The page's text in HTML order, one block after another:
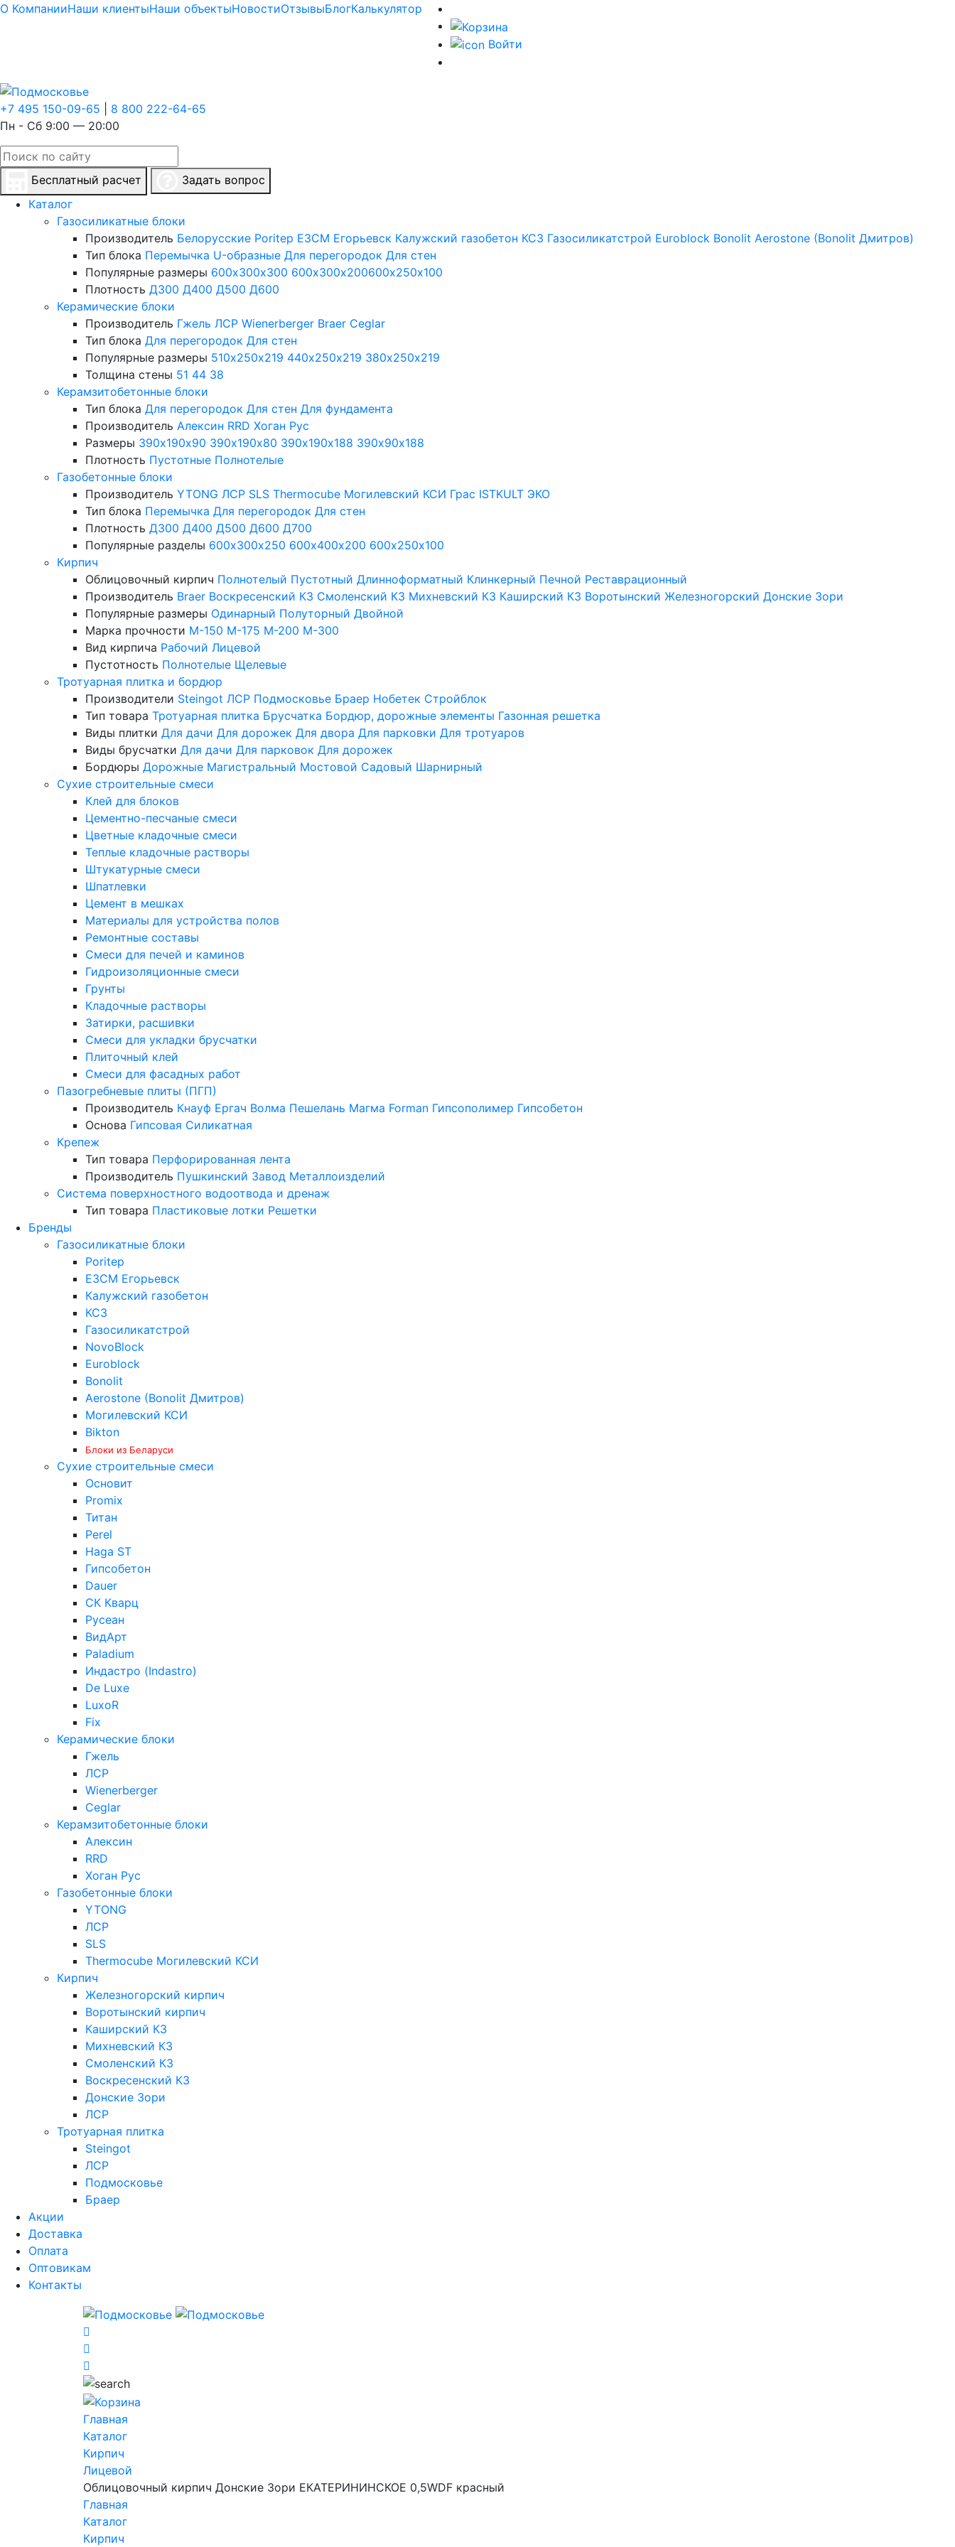
О КомпанииНаши клиентыНаши объектыНовостиОтзывыБлогКалькулятор
Войти
+7 495 150-09-65
8 800 222-64-65
Пн - Сб 9:00 — 20:00
Бесплатный расчет
Задать вопрос
Каталог
Газосиликатные блоки
Производитель Белорусские Poritep ЕЗСМ Егорьевск Калужский газобетон КСЗ Газосиликатстрой Euroblock Bonolit Aerostone (Bonolit Дмитров)
Тип блока Перемычка U-образные Для перегородок Для стен
Популярные размеры 600х300х300 600х300х200600х250х100
Плотность Д300 Д400 Д500 Д600
Керамические блоки
Производитель Гжель ЛСР Wienerberger Braer Ceglar
Тип блока Для перегородок Для стен
Популярные размеры 510х250х219 440х250х219 380х250х219
Толщина стены 51 44 38
Керамзитобетонные блоки
Тип блока Для перегородок Для стен Для фундамента
Производитель Алексин RRD Хоган Рус
Размеры 390х190х90 390х190х80 390х190х188 390х90х188
Плотность Пустотные Полнотелые
Газобетонные блоки
Производитель YTONG ЛСР SLS Thermocube Могилевский КСИ Грас ISTKULT ЭКО
Тип блока Перемычка Для перегородок Для стен
Плотность Д300 Д400 Д500 Д600 Д700
Популярные разделы 600х300х250 600х400х200 600х250х100
Кирпич
Облицовочный кирпич Полнотелый Пустотный Длинноформатный Клинкерный Печной Реставрационный
Производитель Braer Воскресенский КЗ Смоленский КЗ Михневский КЗ Каширский КЗ Воротынский Железногорский Донские Зори
Популярные размеры Одинарный Полуторный Двойной
Марка прочности М-150 М-175 М-200 М-300
Вид кирпича Рабочий Лицевой
Пустотность Полнотелые Щелевые
Тротуарная плитка и бордюр
Производители Steingot ЛСР Подмосковье Браер Нобетек Стройблок
Тип товара Тротуарная плитка Брусчатка Бордюр, дорожные элементы Газонная решетка
Виды плитки Для дачи Для дорожек Для двора Для парковки Для тротуаров
Виды брусчатки Для дачи Для парковок Для дорожек
Бордюры Дорожные Магистральный Мостовой Садовый Шарнирный
Сухие строительные смеси
Клей для блоков
Цементно-песчаные смеси
Цветные кладочные смеси
Теплые кладочные растворы
Штукатурные смеси
Шпатлевки
Цемент в мешках
Материалы для устройства полов
Ремонтные составы
Смеси для печей и каминов
Гидроизоляционные смеси
Грунты
Кладочные растворы
Затирки, расшивки
Смеси для укладки брусчатки
Плиточный клей
Смеси для фасадных работ
Пазогребневые плиты (ПГП)
Производитель Кнауф Ергач Волма Пешелань Магма Forman Гипсополимер Гипсобетон
Основа Гипсовая Силикатная
Крепеж
Тип товара Перфорированная лента
Производитель Пушкинский Завод Металлоизделий
Система поверхностного водоотвода и дренаж
Тип товара Пластиковые лотки Решетки
Бренды
Газосиликатные блоки
Poritep
ЕЗСМ Егорьевск
Калужский газобетон
КСЗ
Газосиликатстрой
NovoBlock
Euroblock
Bonolit
Aerostone (Bonolit Дмитров)
Могилевский КСИ
Bikton
Блоки из Беларуси
Сухие строительные смеси
Основит
Promix
Титан
Perel
Haga ST
Гипсобетон
Dauer
СК Кварц
Русеан
ВидАрт
Paladium
Индастро (Indastro)
De Luxe
LuxoR
Fix
Керамические блоки
Гжель
ЛСР
Wienerberger
Ceglar
Керамзитобетонные блоки
Алексин
RRD
Хоган Рус
Газобетонные блоки
YTONG
ЛСР
SLS
Thermocube Могилевский КСИ
Кирпич
Железногорский кирпич
Воротынский кирпич
Каширский КЗ
Михневский КЗ
Смоленский КЗ
Воскресенский КЗ
Донские Зори
ЛСР
Тротуарная плитка
Steingot
ЛСР
Подмосковье
Браер
Акции
Доставка
Оплата
Оптовикам
Контакты
Главная
Каталог
Кирпич
Лицевой
Облицовочный кирпич Донские Зори ЕКАТЕРИНИНСКОЕ 0,5WDF красный
Главная
Каталог
Кирпич